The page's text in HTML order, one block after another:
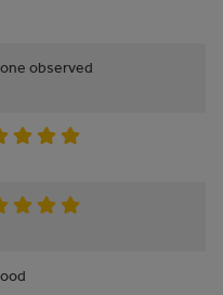
observed